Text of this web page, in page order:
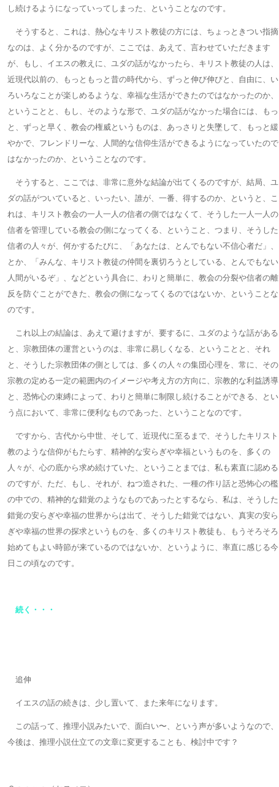
し続けるようになっていってしまった、ということなのです。
そうすると、これは、熱心なキリスト教徒の方には、ちょっときつい指摘
なのは、よく分かるのですが、ここでは、あえて、言わせていただきます
が、もし、イエスの教えに、ユダの話がなかったら、キリスト教徒の人は、
近現代以前の、もっともっと昔の時代から、ずっと伸び伸びと、自由に、い
ろいろなことが楽しめるような、幸福な生活ができたのではなかったのか、
ということと、もし、そのような形で、ユダの話がなかった場合には、もっ
と、ずっと早く、教会の権威というものは、あっさりと失墜して、もっと緩
やかで、フレンドリーな、人間的な信仰生活ができるようになっていたので
はなかったのか、ということなのです。
そうすると、ここでは、非常に意外な結論が出てくるのですが、結局、ユ
ダの話がついていると、いったい、誰が、一番、得するのか、というと、こ
れは、キリスト教会の一人一人の信者の側ではなくて、そうした一人一人の
信者を管理している教会の側になってくる、ということ、つまり、そうした
信者の人々が、何かするたびに、「あなたは、とんでもない不信心者だ」、
とか、「みんな、キリスト教徒の仲間を裏切ろうとしている、とんでもない
人間がいるぞ」、などという具合に、わりと簡単に、教会の分裂や信者の離
反を防ぐことができた、教会の側になってくるのではないか、ということな
のです。
これ以上の結論は、あえて避けますが、要するに、ユダのような話がある
と、宗教団体の運営というのは、非常に易しくなる、ということと、それ
と、そうした宗教団体の側としては、多くの人々の集団心理を、常に、その
宗教の定める一定の範囲内のイメージや考え方の方向に、宗教的な利益誘導
と、恐怖心の束縛によって、わりと簡単に制限し続けることができる、とい
う点において、非常に便利なものであった、ということなのです。
ですから、古代から中世、そして、近現代に至るまで、そうしたキリスト
教のような信仰がもたらす、精神的な安らぎや幸福というものを、多くの
人々が、心の底から求め続けていた、ということまでは、私も素直に認める
のですが、ただ、もし、それが、ねつ造された、一種の作り話と恐怖心の檻
の中での、精神的な錯覚のようなものであったとするなら、私は、そうした
錯覚の安らぎや幸福の世界からは出て、そうした錯覚ではない、真実の安ら
ぎや幸福の世界の探求というものを、多くのキリスト教徒も、もうそろそろ
始めてもよい時節が来ているのではないか、というように、率直に感じる今
日この頃なのです。
続く・・・
追伸
イエスの話の続きは、少し置いて、また来年になります。
この話って、推理小説みたいで、面白い〜、という声が多いようなので、
今後は、推理小説仕立ての文章に変更することも、検討中です？